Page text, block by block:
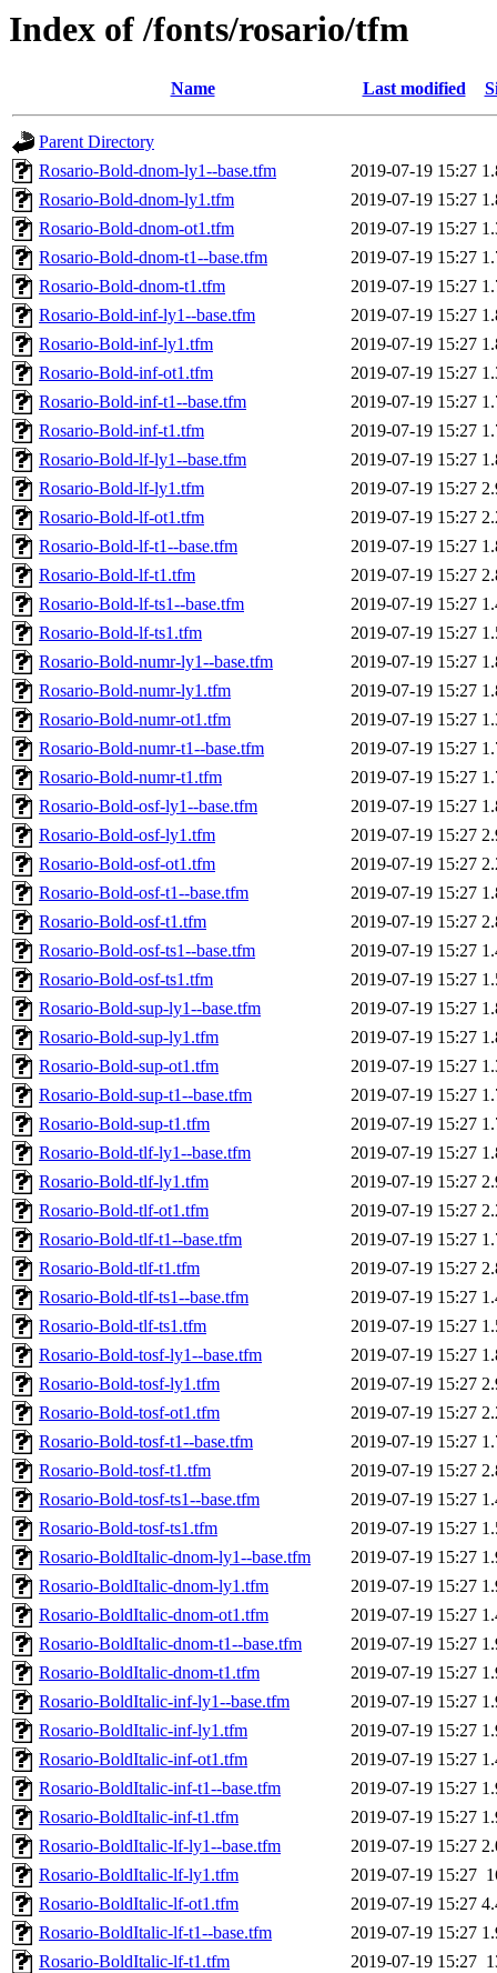
Index of /fonts/rosario/tfm
Name Last modified
Parent Directory
Rosario-Bold-dnom-ly1--base.tfm
2019-07-19 15:27
Rosario-Bold-dnom-ly1.tfm
2019-07-19 15:27
Rosario-Bold-dnom-ot1.tfm
2019-07-19 15:27
Rosario-Bold-dnom-t1--base.tfm
2019-07-19 15:27
Rosario-Bold-dnom-t1.tfm
2019-07-19 15:27
Rosario-Bold-inf-ly1--base.tfm
2019-07-19 15:27
Rosario-Bold-inf-ly1.tfm
2019-07-19 15:27
Rosario-Bold-inf-ot1.tfm
2019-07-19 15:27
Rosario-Bold-inf-t1--base.tfm
2019-07-19 15:27
Rosario-Bold-inf-t1.tfm
2019-07-19 15:27
Rosario-Bold-lf-ly1--base.tfm
2019-07-19 15:27
Rosario-Bold-lf-ly1.tfm
2019-07-19 15:27
Rosario-Bold-lf-ot1.tfm
2019-07-19 15:27
Rosario-Bold-lf-t1--base.tfm
2019-07-19 15:27
Rosario-Bold-lf-t1.tfm
2019-07-19 15:27
Rosario-Bold-lf-ts1--base.tfm
2019-07-19 15:27
Rosario-Bold-lf-ts1.tfm
2019-07-19 15:27
Rosario-Bold-numr-ly1--base.tfm
2019-07-19 15:27
Rosario-Bold-numr-ly1.tfm
2019-07-19 15:27
Rosario-Bold-numr-ot1.tfm
2019-07-19 15:27
Rosario-Bold-numr-t1--base.tfm
2019-07-19 15:27
Rosario-Bold-numr-t1.tfm
2019-07-19 15:27
Rosario-Bold-osf-ly1--base.tfm
2019-07-19 15:27
Rosario-Bold-osf-ly1.tfm
2019-07-19 15:27
Rosario-Bold-osf-ot1.tfm
2019-07-19 15:27
Rosario-Bold-osf-t1--base.tfm
2019-07-19 15:27
Rosario-Bold-osf-t1.tfm
2019-07-19 15:27
Rosario-Bold-osf-ts1--base.tfm
2019-07-19 15:27
Rosario-Bold-osf-ts1.tfm
2019-07-19 15:27
Rosario-Bold-sup-ly1--base.tfm
2019-07-19 15:27
Rosario-Bold-sup-ly1.tfm
2019-07-19 15:27
Rosario-Bold-sup-ot1.tfm
2019-07-19 15:27
Rosario-Bold-sup-t1--base.tfm
2019-07-19 15:27
Rosario-Bold-sup-t1.tfm
2019-07-19 15:27
Rosario-Bold-tlf-ly1--base.tfm
2019-07-19 15:27
Rosario-Bold-tlf-ly1.tfm
2019-07-19 15:27
Rosario-Bold-tlf-ot1.tfm
2019-07-19 15:27
Rosario-Bold-tlf-t1--base.tfm
2019-07-19 15:27
Rosario-Bold-tlf-t1.tfm
2019-07-19 15:27
Rosario-Bold-tlf-ts1--base.tfm
2019-07-19 15:27
Rosario-Bold-tlf-ts1.tfm
2019-07-19 15:27
Rosario-Bold-tosf-ly1--base.tfm
2019-07-19 15:27
Rosario-Bold-tosf-ly1.tfm
2019-07-19 15:27
Rosario-Bold-tosf-ot1.tfm
2019-07-19 15:27
Rosario-Bold-tosf-t1--base.tfm
2019-07-19 15:27
Rosario-Bold-tosf-t1.tfm
2019-07-19 15:27
Rosario-Bold-tosf-ts1--base.tfm
2019-07-19 15:27
Rosario-Bold-tosf-ts1.tfm
2019-07-19 15:27
Rosario-BoldItalic-dnom-ly1--base.tfm
2019-07-19 15:27
Rosario-BoldItalic-dnom-ly1.tfm
2019-07-19 15:27
Rosario-BoldItalic-dnom-ot1.tfm
2019-07-19 15:27
Rosario-BoldItalic-dnom-t1--base.tfm
2019-07-19 15:27
Rosario-BoldItalic-dnom-t1.tfm
2019-07-19 15:27
Rosario-BoldItalic-inf-ly1--base.tfm
2019-07-19 15:27
Rosario-BoldItalic-inf-ly1.tfm
2019-07-19 15:27
Rosario-BoldItalic-inf-ot1.tfm
2019-07-19 15:27
Rosario-BoldItalic-inf-t1--base.tfm
2019-07-19 15:27
Rosario-BoldItalic-inf-t1.tfm
2019-07-19 15:27
Rosario-BoldItalic-lf-ly1--base.tfm
2019-07-19 15:27
Rosario-BoldItalic-lf-ly1.tfm
2019-07-19 15:27
Rosario-BoldItalic-lf-ot1.tfm
2019-07-19 15:27
Rosario-BoldItalic-lf-t1--base.tfm
2019-07-19 15:27
Rosario-BoldItalic-lf-t1.tfm
2019-07-19 15:27